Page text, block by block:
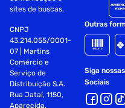
sites de buscas.
CNPJ
43.214.055/0001-
07 | Martins
Comércio e
Serviço de
Distribuição S.A.
Rua Jataí, 1150,
Aparecida,
Outras
Siga
Sociais